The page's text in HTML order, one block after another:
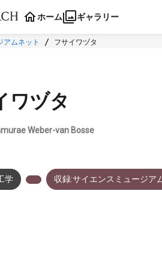
ホーム ギャラリー
アムネット フサイワヅタ
ワヅタ
Weber-van Bosse
学 収録:サイエンスミュージア